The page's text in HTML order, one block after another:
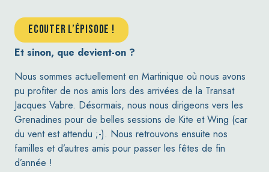
ECOUTER L’ÉPISODE !
Et sinon, que devient-on ?
Nous sommes actuellement en Martinique où nous avons
pu profiter de nos amis lors des arrivées de la Transat
Jacques Vabre. Désormais, nous nous dirigeons vers les
Grenadines pour de belles sessions de Kite et Wing (car
du vent est attendu ;-). Nous retrouvons ensuite nos
familles et d’autres amis pour passer les fêtes de fin
d’année !